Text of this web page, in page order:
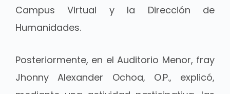
Campus Virtual y la Dirección de
Humanidades.
Posteriormente, en el Auditorio Menor, fray
Jhonny Alexander Ochoa, O.P., explicó,